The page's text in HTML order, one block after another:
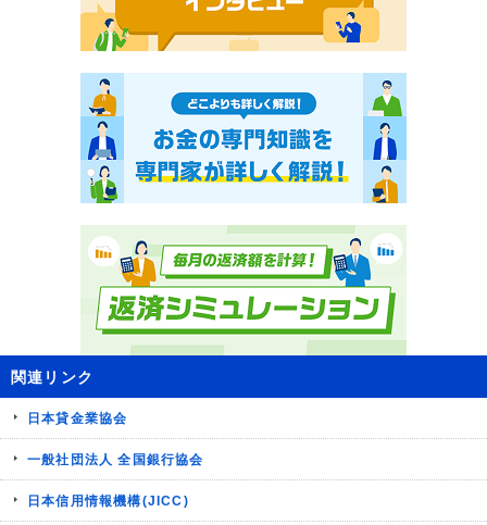
関連リンク
日本貸金業協会
一般社団法人 全国銀行協会
日本信用情報機構(JICC)